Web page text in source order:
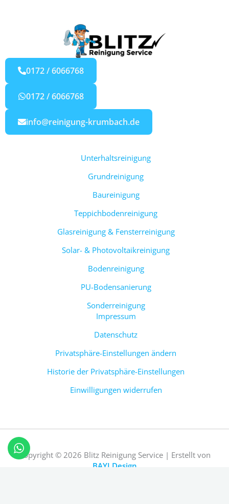
0172 / 6066768
0172 / 6066768
info@reinigung-krumbach.de
Unterhaltsreinigung
Grundreinigung
Baureinigung
Teppichbodenreinigung
Glasreinigung & Fensterreinigung
Solar- & Photovoltaikreinigung
Bodenreinigung
PU-Bodensanierung
Sonderreinigung
Impressum
Datenschutz
Privatsphäre-Einstellungen ändern
Historie der Privatsphäre-Einstellungen
Einwilligungen widerrufen
Copyright © 2026 Blitz Reinigung Service | Erstellt von
BAYI Design